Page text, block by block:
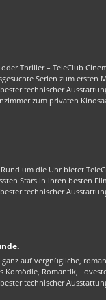
Thriller – TeleClub
Serien zum ersten
technischer
zum privaten
um die Uhr bietet
Stars in ihren besten
technischer
auf vergnügliche,
Komödie, Romantik,
technischer